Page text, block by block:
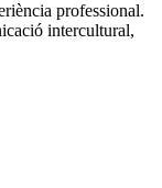
professional.
intercultural,